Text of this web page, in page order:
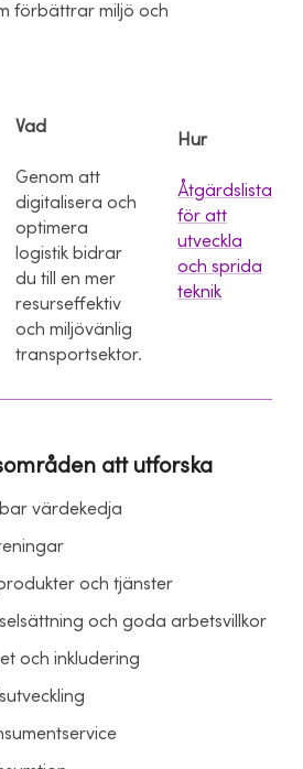
förbättrar miljö och
Vad
Genom att
digitalisera och
optimera
logistik bidrar
du till en mer
resurseffektiv
och miljövänlig
transportsektor.
Hur
Åtgärdslista
för att
utveckla
och sprida
teknik
att utforska
värdekedja
och tjänster
och goda arbetsvillkor
och inkludering